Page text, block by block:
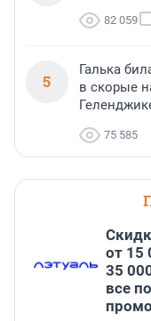
82 059
5
Галька
в скорые
75 585
от 15
35
все